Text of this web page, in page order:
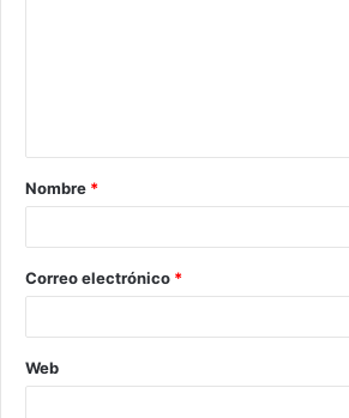
Nombre *
Correo electrónico *
Web